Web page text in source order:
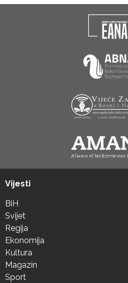
Vijesti
BiH
Svijet
Regija
Ekonomija
Kultura
Magazin
Sport